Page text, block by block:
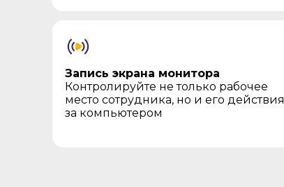
Запись экрана монитора
Контролируйте не только рабочее
место сотрудника, но и его действия
за компьютером